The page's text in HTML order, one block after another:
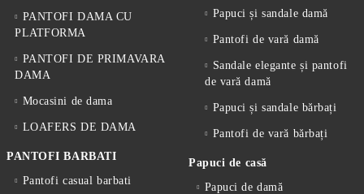
PANTOFI DAMA CU
PLATFORMA
PANTOFI DE PRIMAVARA
DAMA
Mocasini de dama
LOAFERS DE DAMA
PANTOFI BARBATI
Pantofi casual barbati
Papuci și sandale damă
Pantofi de vară damă
Sandale elegante și pantofi
de vară damă
Papuci și sandale bărbați
Pantofi de vară bărbați
Papuci de casă
Papuci de damă